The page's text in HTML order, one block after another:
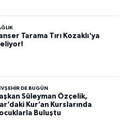
Tarama Tırı Kozaklı'ya
DE BUGÜN
Süleyman Özçelik,
Kur’an Kurslarında
Buluştu